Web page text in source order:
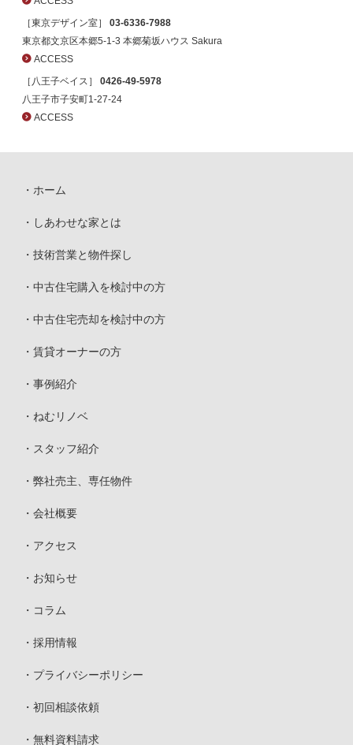
［東京デザイン室］ 03-6336-7988
東京都文京区本郷5-1-3 本郷菊坂ハウス Sakura
ACCESS
［八王子ベイス］ 0426-49-5978
八王子市子安町1-27-24
ACCESS
ホーム
しあわせな家とは
技術営業と物件探し
中古住宅購入を検討中の方
中古住宅売却を検討中の方
賃貸オーナーの方
事例紹介
ねむリノベ
スタッフ紹介
弊社売主、専任物件
会社概要
アクセス
お知らせ
コラム
採用情報
プライバシーポリシー
初回相談依頼
無料資料請求